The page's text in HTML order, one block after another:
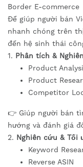
Border E-commerce
Để giúp người bán
nhanh chóng trên
đến hệ sinh thái
1. Phân tích &
Product
Product
Competitor
👉 Giúp người bán
hướng và đánh giá
2. Nghiên cứu & Tối
Keyword
Reverse ASIN